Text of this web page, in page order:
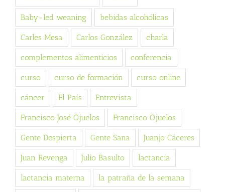
Baby-led weaning bebidas alcohólicas
Carles Mesa Carlos González charla
complementos alimenticios conferencia
curso curso de formación curso online
cáncer El País Entrevista
Francisco José Ojuelos Francisco Ojuelos
Gente Despierta Gente Sana Juanjo Cáceres
Juan Revenga Julio Basulto lactancia
lactancia materna la patraña de la semana